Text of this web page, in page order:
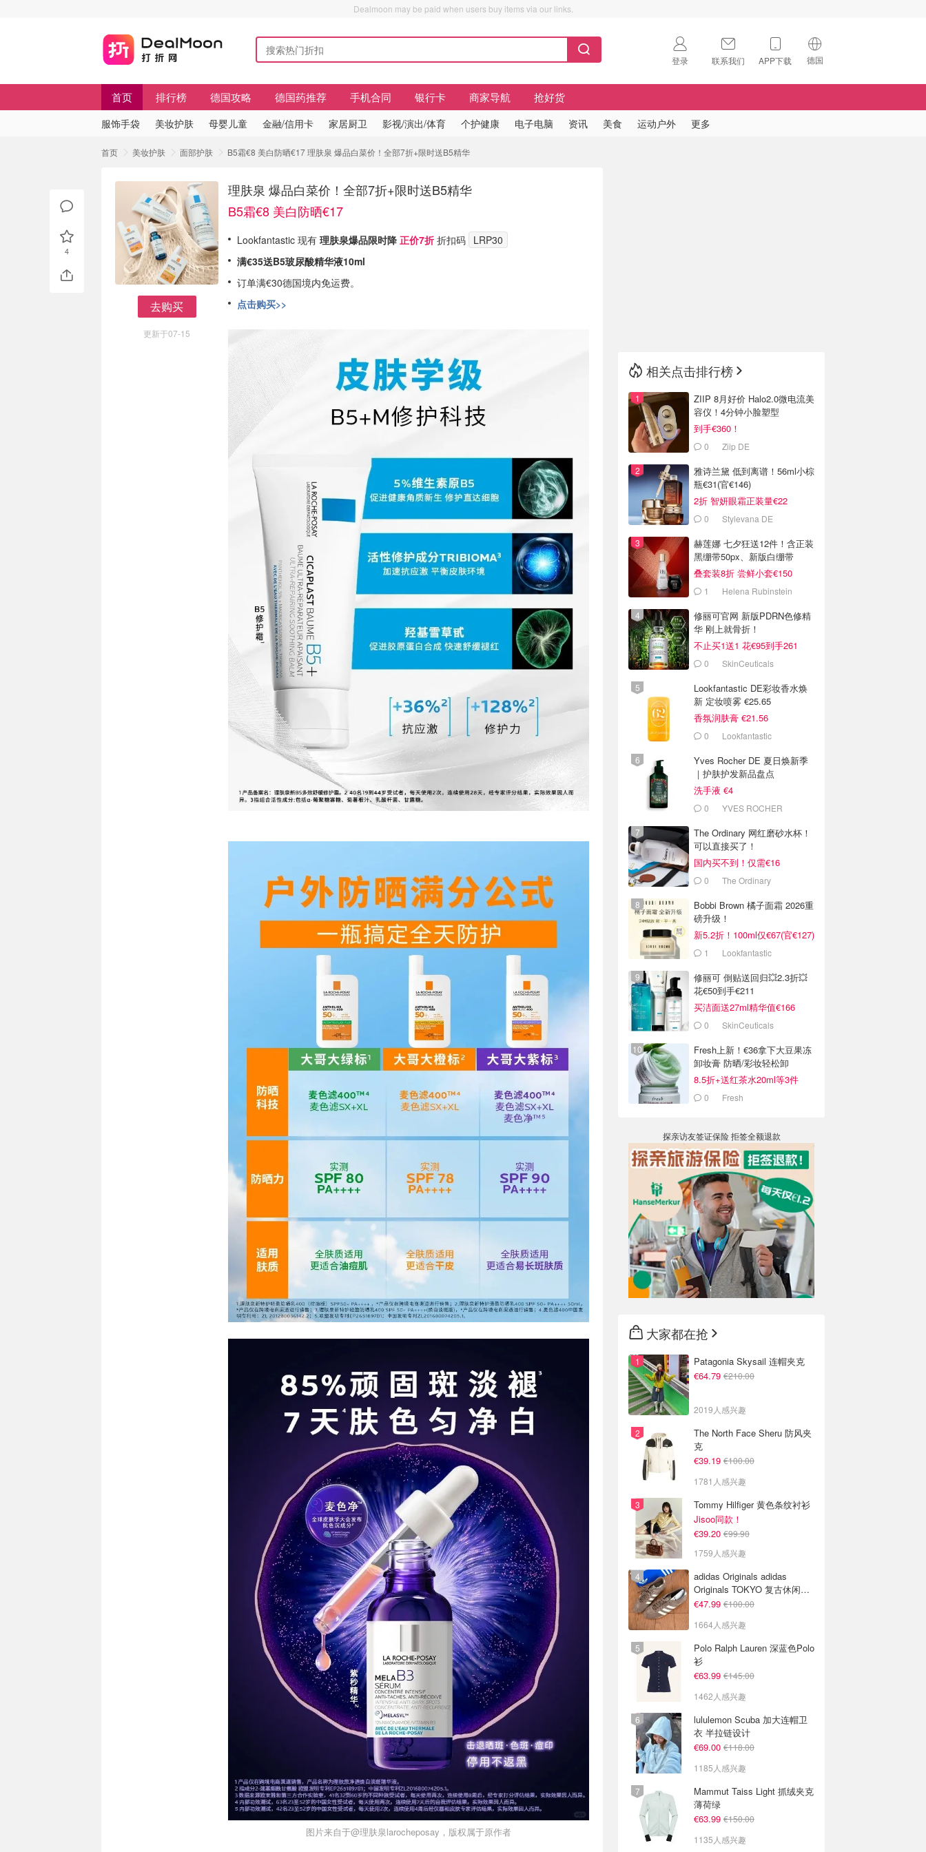
Dealmoon may be paid when users buy items via our links.
登录 联系我们 APP下载 德国
🇺🇸
首页 排行榜 德国攻略 德国药推荐 手机合同 银行卡 商家导航 抢好货
服饰手袋 美妆护肤 母婴儿童 金融/信用卡 家居厨卫 影视/演出/体育 个护健康 电子电脑 资讯 美食 运动户外 更多
首页 美妆护肤 面部护肤 B5霜€8 美白防晒€17 理肤泉 爆品白菜价！全部7折+限时送B5精华
去购买
更新于07-15
理肤泉 爆品白菜价！全部7折+限时送B5精华
B5霜€8 美白防晒€17
Lookfantastic 现有 理肤泉爆品限时降 正价7折 折扣码 LRP30
满€35送B5玻尿酸精华液10ml
订单满€30德国境内免运费。
点击购买>>
图片来自于@理肤泉larocheposay，版权属于原作者
4
相关点击排行榜
ZIIP 8月好价 Halo2.0微电流美
容仪！4分钟小脸塑型
到手€360！
0 Ziip DE
雅诗兰黛 低到离谱！56ml小棕
瓶€31(官€146)
2折 智妍眼霜正装量€22
0 Stylevana DE
赫莲娜 七夕狂送12件！含正装
黑绷带50px、新版白绷带
叠套装8折 尝鲜小套€150
1 Helena Rubinstein
修丽可官网 新版PDRN色修精
华 刚上就骨折！
不止买1送1 花€95到手261
0 SkinCeuticals
Lookfantastic DE彩妆香水焕
新 定妆喷雾 €25.65
香氛润肤膏 €21.56
0 Lookfantastic
Yves Rocher DE 夏日焕新季
｜护肤护发新品盘点
洗手液 €4
0 YVES ROCHER
The Ordinary 网红磨砂水杯！
可以直接买了！
国内买不到！仅需€16
0 The Ordinary
Bobbi Brown 橘子面霜 2026重
磅升级！
新5.2折！100ml仅€67(官€127)
1 Lookfantastic
修丽可 倒贴送回归💥2.3折💥
花€50到手€211
买洁面送27ml精华值€166
0 SkinCeuticals
Fresh上新！€36拿下大豆果冻
卸妆膏 防晒/彩妆轻松卸
8.5折+送红茶水20ml等3件
0 Fresh
探亲访友签证保险 拒签全额退款
大家都在抢
Patagonia Skysail 连帽夹克
€64.79 €210.00
2019人感兴趣
The North Face Sheru 防风夹
克
€39.19 €100.00
1781人感兴趣
Tommy Hilfiger 黄色条纹衬衫
Jisoo同款！
€39.20 €99.90
1759人感兴趣
adidas Originals adidas
Originals TOKYO 复古休闲鞋
深棕色
€47.99 €100.00
1664人感兴趣
Polo Ralph Lauren 深蓝色Polo
衫
€63.99 €145.00
1462人感兴趣
lululemon Scuba 加大连帽卫
衣 半拉链设计
€69.00 €118.00
1185人感兴趣
Mammut Taiss Light 抓绒夹克
薄荷绿
€63.99 €150.00
1135人感兴趣